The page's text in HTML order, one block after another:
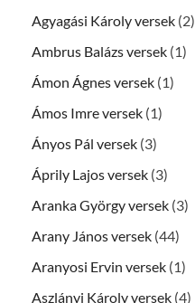
Agyagási Károly versek (2)
Ambrus Balázs versek (1)
Ámon Ágnes versek (1)
Ámos Imre versek (1)
Ányos Pál versek (3)
Áprily Lajos versek (3)
Aranka György versek (3)
Arany János versek (44)
Aranyosi Ervin versek (1)
Aszlányi Károly versek (4)